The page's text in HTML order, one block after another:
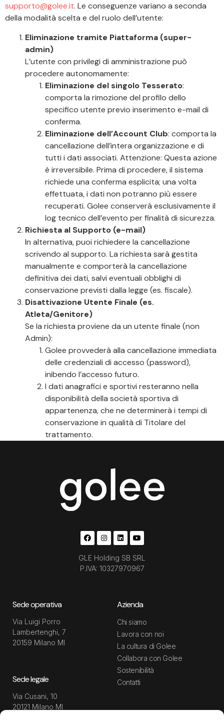
supporto@golee.it. Le conseguenze variano a seconda
della modalità scelta e del ruolo dell’utente:
Eliminazione tramite Piattaforma (super-
admin)
L’utente con privilegi di amministrazione può
procedere autonomamente:
Eliminazione del singolo Tesserato:
comporta la rimozione del profilo dello
specifico utente previo inserimento e-mail di
conferma.
Eliminazione dell’Account Club: comporta la
cancellazione dell’intera organizzazione e di
tutti i dati associati. Attenzione: Questa azione
è irreversibile. Prima di procedere, il sistema
richiede una conferma esplicita; una volta
effettuata, i dati non potranno più essere
recuperati. Golee conserverà esclusivamente il
log tecnico dell’evento per finalità di sicurezza.
Richiesta al Supporto (e-mail)
In alternativa, puoi richiedere la cancellazione
scrivendo al supporto. La richiesta sarà gestita
manualmente e comporterà la cancellazione
definitiva dei dati, salvi eventuali obblighi di
conservazione previsti dalla legge (es. fiscale).
Disattivazione Utente Finale (es.
Atleta/Genitore)
Se la richiesta proviene da un utente finale (non
Admin):
Golee provvederà alla cancellazione immediata
delle credenziali di accesso (password),
inibendo l’accesso futuro.
I dati anagrafici e sportivi resteranno nella
disponibilità della società sportiva di
appartenenza, che ne determinerà i tempi di
conservazione in qualità di Titolare del
trattamento.
GLE Holding SB SRL
P.IVA: 10327970967
Sede operativa
Via Luigi Porro
Lambertenghi, 7
20159 Milano MI
Sede legale
Via Cusani, 10
20121 Milano MI
Azienda
Chi siamo
Lavora con noi
La cultura di Golee
Collabora con Golee
Sostenibilità
Contatti